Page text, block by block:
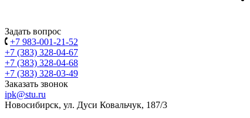
Задать вопрос
+7 983-001-21-52
+7 (383) 328-04-67
+7 (383) 328-04-68
+7 (383) 328-03-49
Заказать звонок
ipk@stu.ru
Новосибирск, ул. Дуси Ковальчук, 187/3